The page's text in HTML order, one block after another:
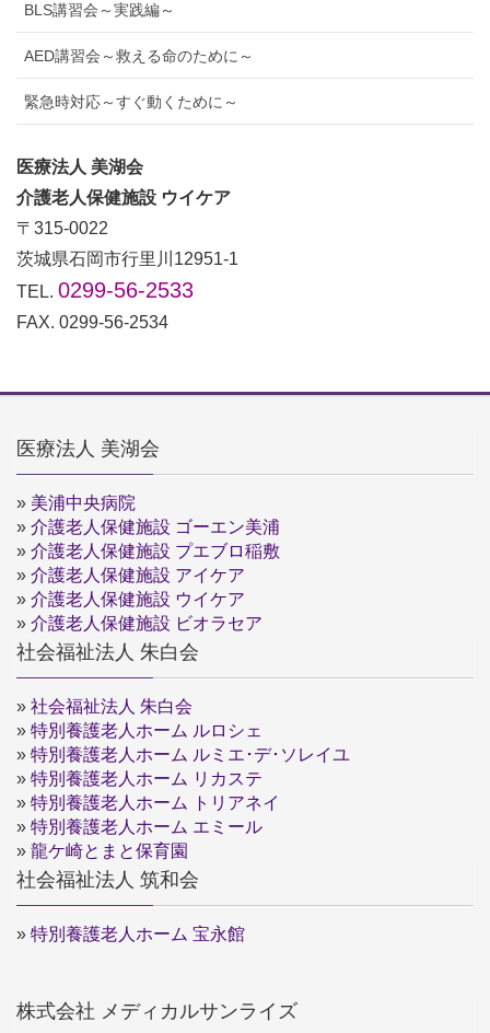
BLS講習会～実践編～
AED講習会～救える命のために～
緊急時対応～すぐ動くために～
医療法人 美湖会
介護老人保健施設 ウイケア
〒315-0022
茨城県石岡市行里川12951-1
TEL. 0299-56-2533
FAX. 0299-56-2534
医療法人 美湖会
» 美浦中央病院
» 介護老人保健施設 ゴーエン美浦
» 介護老人保健施設 プエブロ稲敷
» 介護老人保健施設 アイケア
» 介護老人保健施設 ウイケア
» 介護老人保健施設 ビオラセア
社会福祉法人 朱白会
» 社会福祉法人 朱白会
» 特別養護老人ホーム ルロシェ
» 特別養護老人ホーム ルミエ･デ･ソレイユ
» 特別養護老人ホーム リカステ
» 特別養護老人ホーム トリアネイ
» 特別養護老人ホーム エミール
» 龍ケ崎とまと保育園
社会福祉法人 筑和会
» 特別養護老人ホーム 宝永館
株式会社 メディカルサンライズ